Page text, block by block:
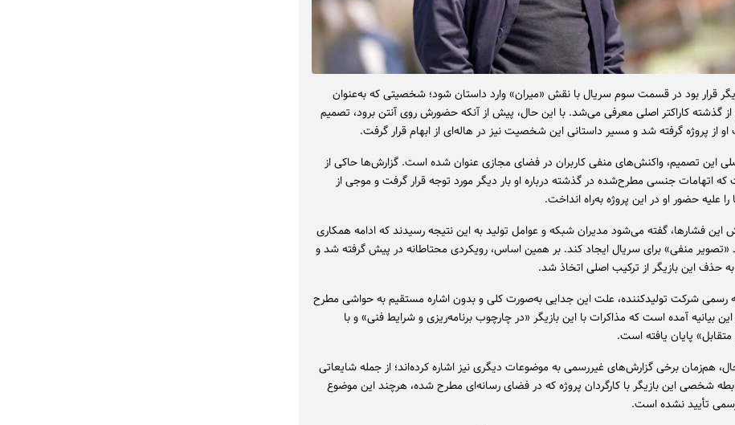
قرار بود در قسمت سوم سریال با نقش «میران» وارد داستان شود؛ شخصیتی که به‌عنوان
گذشته کاراکتر اصلی معرفی می‌شد. با این حال، پیش از آنکه حضورش روی آنتن برود، تصمیم
از پروژه گرفته شد و مسیر داستانی این شخصیت نیز در هاله‌ای از ابهام قرار گرفت.
این تصمیم، واکنش‌های منفی کاربران در فضای مجازی عنوان شده است. گزارش‌ها حاکی از
اتهامات جنسی مطرح‌شده در گذشته درباره او بار دیگر مورد توجه قرار گرفت و موجی از
را علیه حضور او در این پروژه به‌راه انداخت.
این فشارها، گفته می‌شود مدیران شبکه و عوامل تولید به این نتیجه رسیدند که ادامه همکاری
«تصویر منفی» برای سریال ایجاد کند. بر همین اساس، رویکردی محتاطانه در پیش گرفته شد و
حذف این بازیگر از ترکیب اصلی اتخاذ شد.
رسمی شرکت تولیدکننده، علت این جدایی به‌صورت کلی و بدون اشاره مستقیم به حواشی مطرح
بیانیه آمده است که مذاکرات با این بازیگر «در چارچوب برنامه‌ریزی و شرایط فنی» و با
پایان یافته است.
هم‌زمان برخی گزارش‌های غیررسمی به موضوعات دیگری نیز اشاره کرده‌اند؛ از جمله شایعاتی
شخصی این بازیگر با کارگردان پروژه که در فضای رسانه‌ای مطرح شده، هرچند این موضوع
تأیید نشده است.